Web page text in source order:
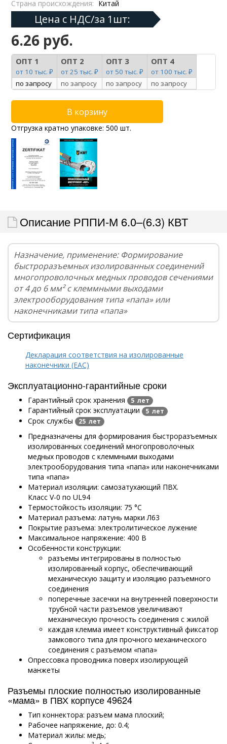
Страна происхождения: Китай
Цена с НДС/за 1шт:
6.26 руб.
ОПТ 1
от 10 тыс. ₽
ОПТ 2
от 25 тыс. ₽
ОПТ 3
от 50 тыс. ₽
ОПТ 4
от 100 тыс. ₽
по запросу
по запросу по запросу по запросу
Отгрузка кратно упаковке: 500 шт.
Описание РППИ-М 6.0–(6.3) КВТ
Назначение, применение: Формирование
быстроразъемных изолированных соединений
многопроволочных медных проводов сечениями
от 4 до 6 мм² с клеммными выходами
электрооборудования типа «папа» или
наконечниками типа «папа»
Сертификация
Декларация соответствия на изолированные
наконечники (EAC)
Эксплуатационно-гарантийные сроки
Гарантийный срок хранения 5 лет
Гарантийный срок эксплуатации 5 лет
Срок службы 25 лет
Предназначены для формирования быстроразъемных
изолированных соединений многопроволочных
медных проводов с клеммными выходами
электрооборудования типа «папа» или наконечниками
типа «папа»
Материал изоляции: самозатухающий ПВХ.
Класс V-0 по UL94
Термостойкость изоляции: 75 °C
Материал разъема: латунь марки Л63
Покрытие разъема: электролитическое лужение
Максимальное напряжение: 400 В
Особенности конструкции:
разъемы интегрированы в полностью
изолированный корпус, обеспечивающий
механическую защиту и изоляцию разъемного
соединения
поперечные засечки на внутренней поверхности
трубной части разъемов увеличивают
механическую прочность соединения с жилой
каждая клемма имеет конструктивный фиксатор
замкового типа для прочного механического
соединения с разъемом «папа»
Опрессовка проводника поверх изолирующей
манжеты
Разъемы плоские полностью изолированные
«мама» в ПВХ корпусе 49624
Тип коннектора: разъем мама плоский;
Рабочее напряжение, до: 0.4;
Материал жилы: медь;